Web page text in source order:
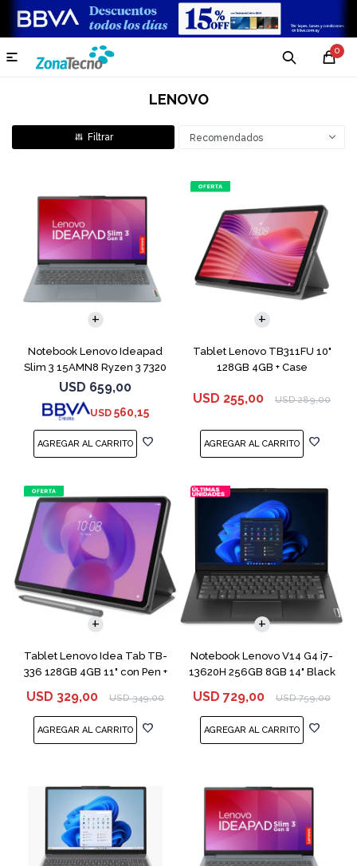
0

LENOVO
Recomendados
Notebook Lenovo Ideapad
Slim 3 15AMN8 Ryzen 3 7320
256GB 8GB
USD 659,00
USD 560,15
Tablet Lenovo TB311FU 10"
128GB 4GB + Case
USD 255,00 USD 289,00
Tablet Lenovo Idea Tab TB-
336 128GB 4GB 11" con Pen +
USD 329,00 USD 349,00
Notebook Lenovo V14 G4 i7-
13620H 256GB 8GB 14" Black
USD 729,00 USD 759,00
COMPARAR